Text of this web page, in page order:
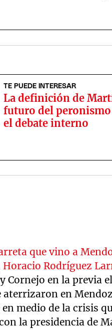
TE PUEDE INTERESAR
La definición de
futuro del peronismo
el debate interno
que vino a
Horacio Rodríguez
Cornejo en la previa
en
medio de la crisis
la presidencia de